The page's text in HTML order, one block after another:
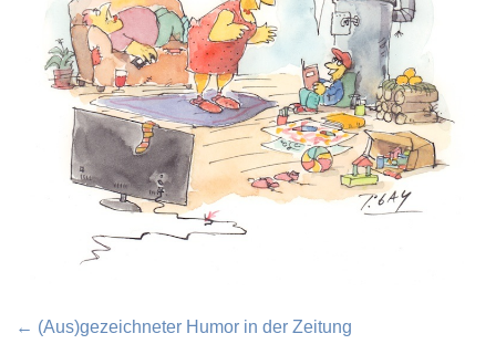
Beitragsnavigation
← (Aus)gezeichneter Humor in der Zeitung